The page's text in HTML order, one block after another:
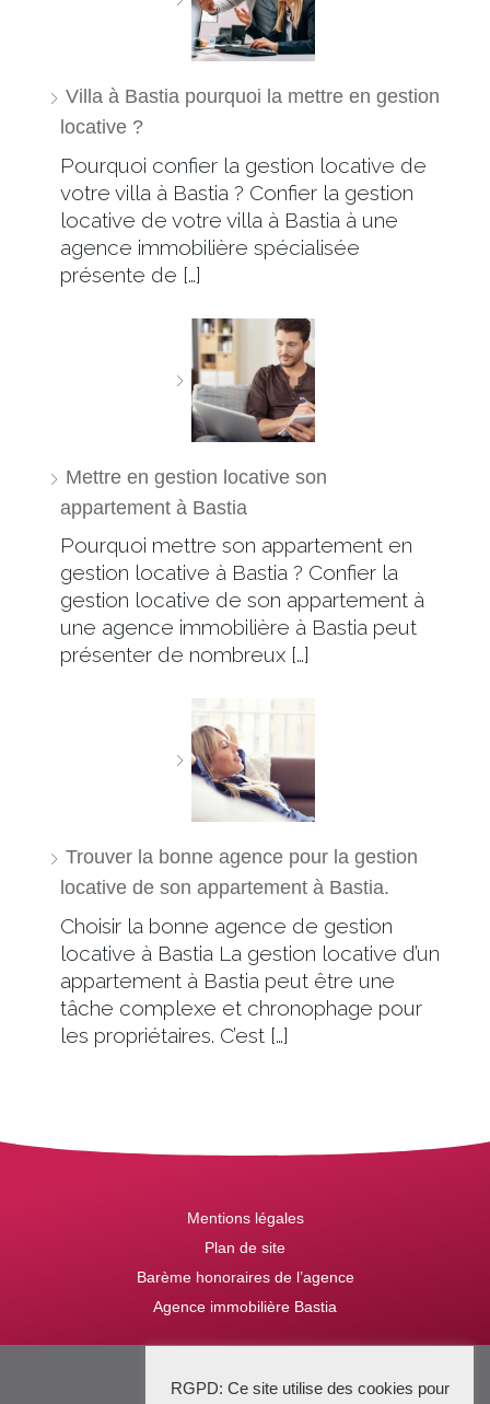
Villa à Bastia pourquoi la mettre en gestion
locative ?
Pourquoi confier la gestion locative de
votre villa à Bastia ? Confier la gestion
locative de votre villa à Bastia à une
agence immobilière spécialisée
présente de […]
Mettre en gestion locative son
appartement à Bastia
Pourquoi mettre son appartement en
gestion locative à Bastia ? Confier la
gestion locative de son appartement à
une agence immobilière à Bastia peut
présenter de nombreux […]
Trouver la bonne agence pour la gestion
locative de son appartement à Bastia.
Choisir la bonne agence de gestion
locative à Bastia La gestion locative d’un
appartement à Bastia peut être une
tâche complexe et chronophage pour
les propriétaires. C’est […]
Mentions légales
Plan de site
Barème honoraires de l’agence
Agence immobilière Bastia
2025 Stena Immobilier
RGPD: Ce site utilise des cookies pour